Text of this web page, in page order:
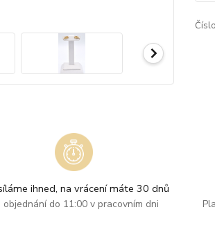
ihned, na vrácení máte 30 dnů
objednání do 11:00 v pracovním dni